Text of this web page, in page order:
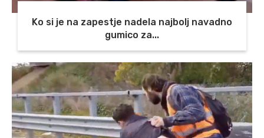
Ko si je na zapestje nadela najbolj navadno
gumico za...